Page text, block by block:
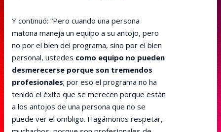
Y continuó: “Pero cuando una persona
matona maneja un equipo a su antojo, pero
no por el bien del programa, sino por el bien
personal, ustedes como equipo no pueden
desmerecerse porque son tremendos
profesionales; por eso el programa no ha
tenido el éxito que se merecen porque están
a los antojos de una persona que no se
puede ver el ombligo. Hagámonos respetar,